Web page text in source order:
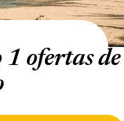
ofertas de